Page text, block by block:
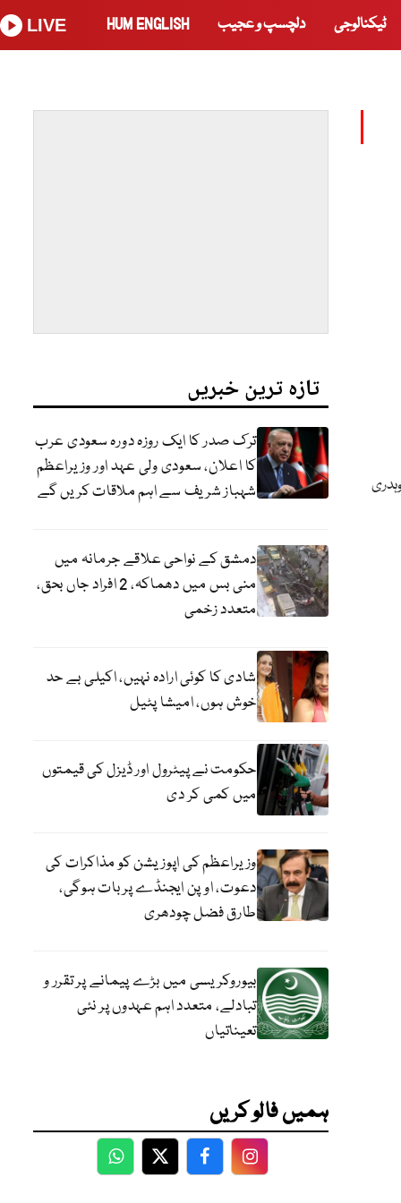
ٹیکنالوجی دلچسپ و عجیب HUM ENGLISH
LIVE
تازہ ترین خبریں
ترک صدر کا ایک روزہ دورہ سعودی عرب
کا اعلان، سعودی ولی عہد اور وزیراعظم
شہباز شریف سے اہم ملاقات کریں گے
دمشق کے نواحی علاقے جرمانہ میں
منی بس میں دھماکہ، 2 افراد جاں بحق،
متعدد زخمی
شادی کا کوئی ارادہ نہیں، اکیلی بے حد
خوش ہوں، امیشا پٹیل
حکومت نے پیٹرول اور ڈیزل کی قیمتوں
میں کمی کر دی
وزیراعظم کی اپوزیشن کو مذاکرات کی
دعوت، اوپن ایجنڈے پر بات ہوگی،
طارق فضل چودھری
بیوروکریسی میں بڑے پیمانے پر تقرر و
تبادلے، متعدد اہم عہدوں پر نئی
تعیناتیاں
ہمیں فالو کریں
WhatsApp
TwitterFacebookFacebook